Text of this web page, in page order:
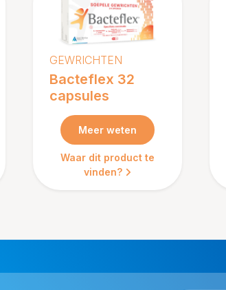
GEWRICHTEN
Bacteflex 32
capsules
Meer weten
Waar dit product te
vinden?